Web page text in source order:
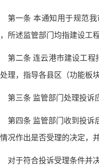
第一条 本通知用于规范
所述监管部门均指建设工
第二条 连云港市建设工
理，指导各县区（功能板
第三条 监管部门处理投诉
第四条 监管部门收到投诉
况作出是否受理的决定，
对于符合投诉受理条件并